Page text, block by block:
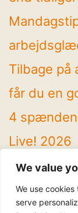
We value
We use
serve
Tilbage på
får du en
4
Live! 2026
op